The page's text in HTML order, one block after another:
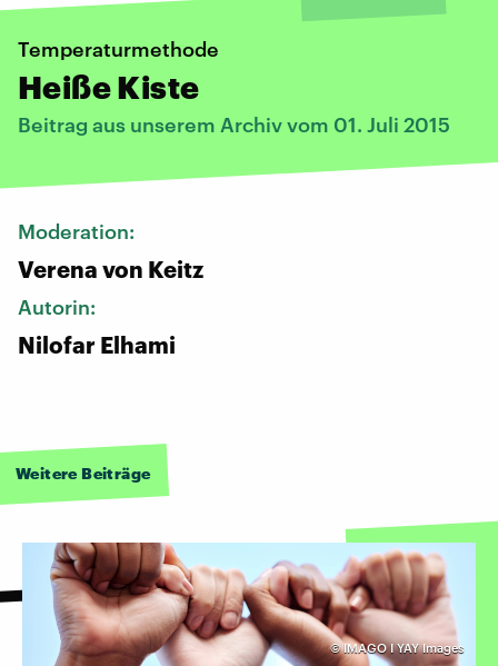
Temperaturmethode
Heiße Kiste
Beitrag aus unserem Archiv vom 01. Juli 2015
Moderation:
Verena von Keitz
Autorin:
Nilofar Elhami
Weitere Beiträge
©IMAGO I YAY Images